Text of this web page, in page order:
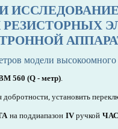
РЕЗИСТОРНЫХ
модели высокоомного
560 (Q - метр).
установить
на поддиапазон IVручкой